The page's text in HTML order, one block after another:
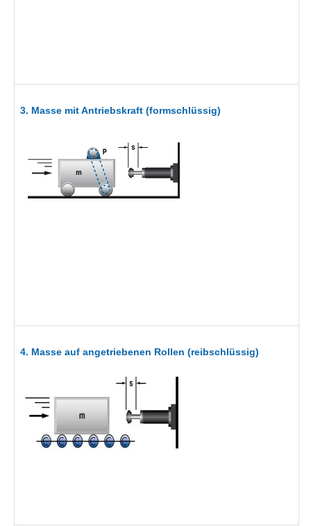
3. Masse mit Antriebskraft (formschlüssig)
4. Masse auf angetriebenen Rollen (reibschlüssig)